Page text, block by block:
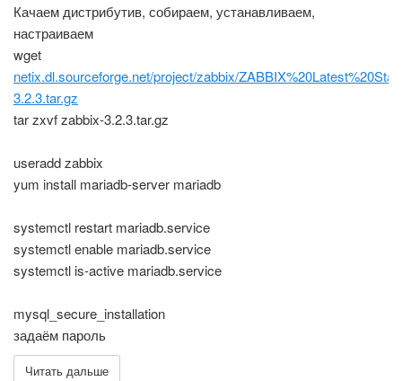
Качаем дистрибутив, собираем, устанавливаем,
настраиваем
wget
netix.dl.sourceforge.net/project/zabbix/
3.2.3.tar.gz
tar zxvf zabbix-3.2.3.tar.gz
useradd zabbix
yum install mariadb-server mariadb
systemctl restart mariadb.service
systemctl enable mariadb.service
systemctl is-active mariadb.service
mysql_secure_installation
задаём пароль
Читать дальше